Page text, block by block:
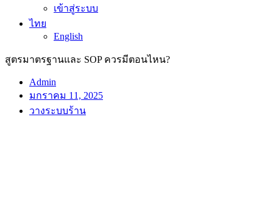
เข้าสู่ระบบ
ไทย
English
สูตรมาตรฐานและ SOP ควรมีตอนไหน?
Admin
มกราคม 11, 2025
วางระบบร้าน